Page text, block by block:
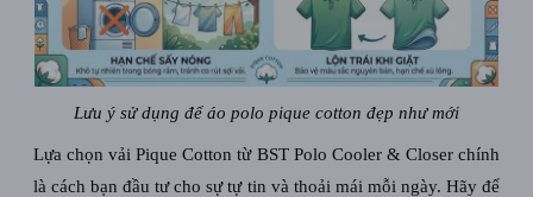
Lưu ý sử dụng để áo polo pique cotton đẹp như mới
Lựa chọn vải Pique Cotton từ BST Polo Cooler & Closer chính
là cách bạn đầu tư cho sự tự tin và thoải mái mỗi ngày. Hãy để